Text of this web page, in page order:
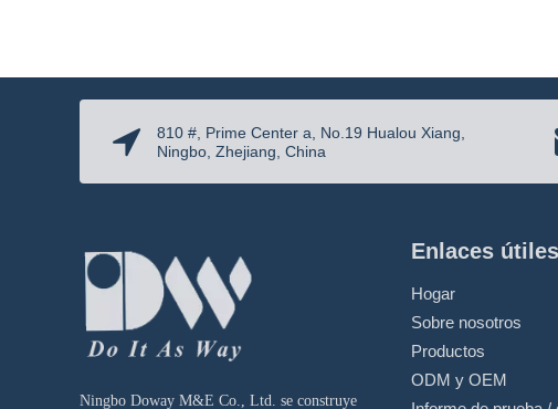
810 #, Prime Center a, No.19 Hualou Xiang,
Ningbo, Zhejiang, China
Ningbo Doway M&E Co., Ltd. se construye
Enlaces útiles
Hogar
Sobre nosotros
Productos
ODM y OEM